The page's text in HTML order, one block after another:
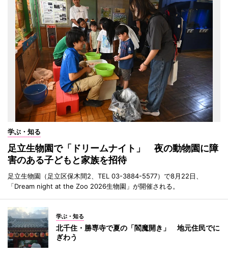
学ぶ・知る
足立生物園で「ドリームナイト」 夜の動物園に障
害のある子どもと家族を招待
足立生物園（足立区保木間2、TEL 03-3884-5577）で8月22日、
「Dream night at the Zoo 2026生物園」が開催される。
学ぶ・知る
北千住・勝専寺で夏の「閻魔開き」 地元住民でに
ぎわう